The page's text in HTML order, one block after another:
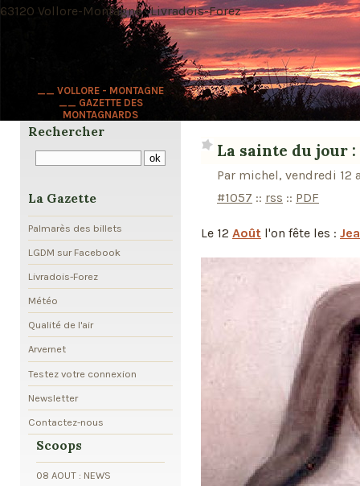
__ VOLLORE - MONTAGNE
__ GAZETTE DES
MONTAGNARDS
63120 Vollore-Montagne · Livradois-Forez
La sainte du jour :
Par michel, vendredi 12
#1057 :: rss :: PDF
Le 12 Août l'on fête les :
Rechercher
La Gazette
Palmarès des billets
LGDM sur Facebook
Livradois-Forez
Météo
Qualité de l'air
Arvernet
Testez votre connexion
Newsletter
Contactez-nous
Scoops
08 AOUT : NEWS